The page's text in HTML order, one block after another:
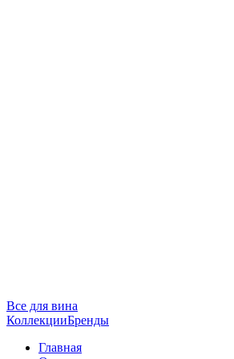
Все для вина
КоллекцииБренды
Главная